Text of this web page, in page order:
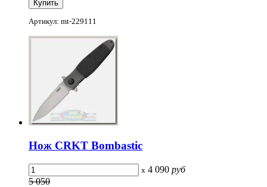
Артикул: mt-229111
Нож CRKT Bombastic
x 4 090 руб
5 050